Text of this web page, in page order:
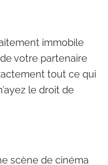
immobile
votre partenaire
tout ce qui
le droit de
scène de cinéma